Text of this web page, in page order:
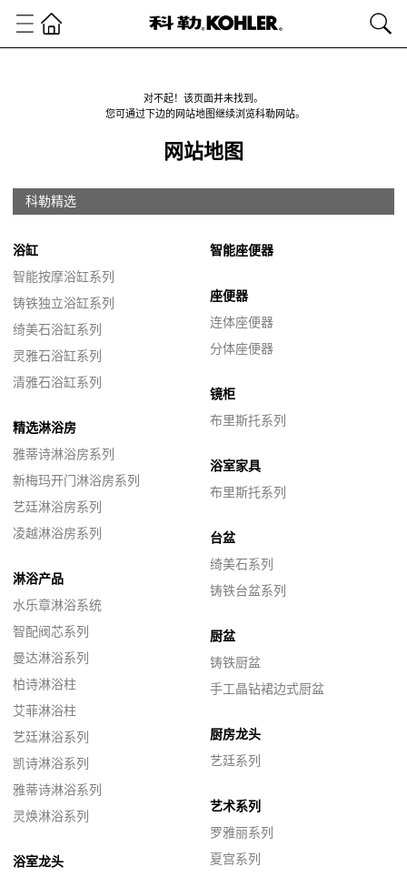
对不起！该页面并未找到。
您可通过下边的网站地图继续浏览科勒网站。
网站地图
科勒精选
浴缸
智能按摩浴缸系列
铸铁独立浴缸系列
绮美石浴缸系列
灵雅石浴缸系列
清雅石浴缸系列
精选淋浴房
雅蒂诗淋浴房系列
新梅玛开门淋浴房系列
艺廷淋浴房系列
凌越淋浴房系列
淋浴产品
水乐章淋浴系统
智配阀芯系列
曼达淋浴系列
柏诗淋浴柱
艾菲淋浴柱
艺廷淋浴系列
凯诗淋浴系列
雅蒂诗淋浴系列
灵焕淋浴系列
浴室龙头
智能座便器
座便器
连体座便器
分体座便器
镜柜
布里斯托系列
浴室家具
布里斯托系列
台盆
绮美石系列
铸铁台盆系列
厨盆
铸铁厨盆
手工晶钻裙边式厨盆
厨房龙头
艺廷系列
艺术系列
罗雅丽系列
夏宫系列